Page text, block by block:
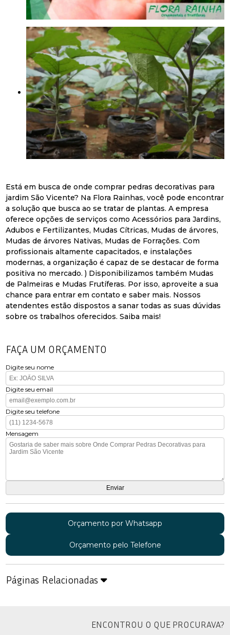
Está em busca de onde comprar pedras decorativas para
jardim São Vicente? Na Flora Rainhas, você pode encontrar
a solução que busca ao se tratar de plantas. A empresa
oferece opções de serviços como Acessórios para Jardins,
Adubos e Fertilizantes, Mudas Cítricas, Mudas de árvores,
Mudas de árvores Nativas, Mudas de Forrações. Com
profissionais altamente capacitados, e instalações
modernas, a organização é capaz de se destacar de forma
positiva no mercado. ) Disponibilizamos também Mudas
de Palmeiras e Mudas Frutíferas. Por isso, aproveite a sua
chance para entrar em contato e saber mais. Nossos
atendentes estão dispostos a sanar todas as suas dúvidas
sobre os trabalhos oferecidos. Saiba mais!
FAÇA UM ORÇAMENTO
Digite seu nome
Digite seu email
Digite seu telefone
Mensagem
Orçamento por Whatsapp
Orçamento pelo Telefone
Páginas Relacionadas
ENCONTROU O QUE PROCURAVA?